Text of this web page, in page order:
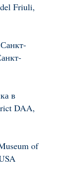
Friuli,
в
DAA,
of